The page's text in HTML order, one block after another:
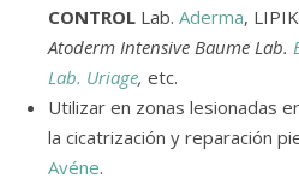
CONTROL Lab. Aderma,
Atoderm Intensive Baume Lab.
Lab. Uriage, etc.
Utilizar en zonas lesionadas
la cicatrización y reparación
Avéne.